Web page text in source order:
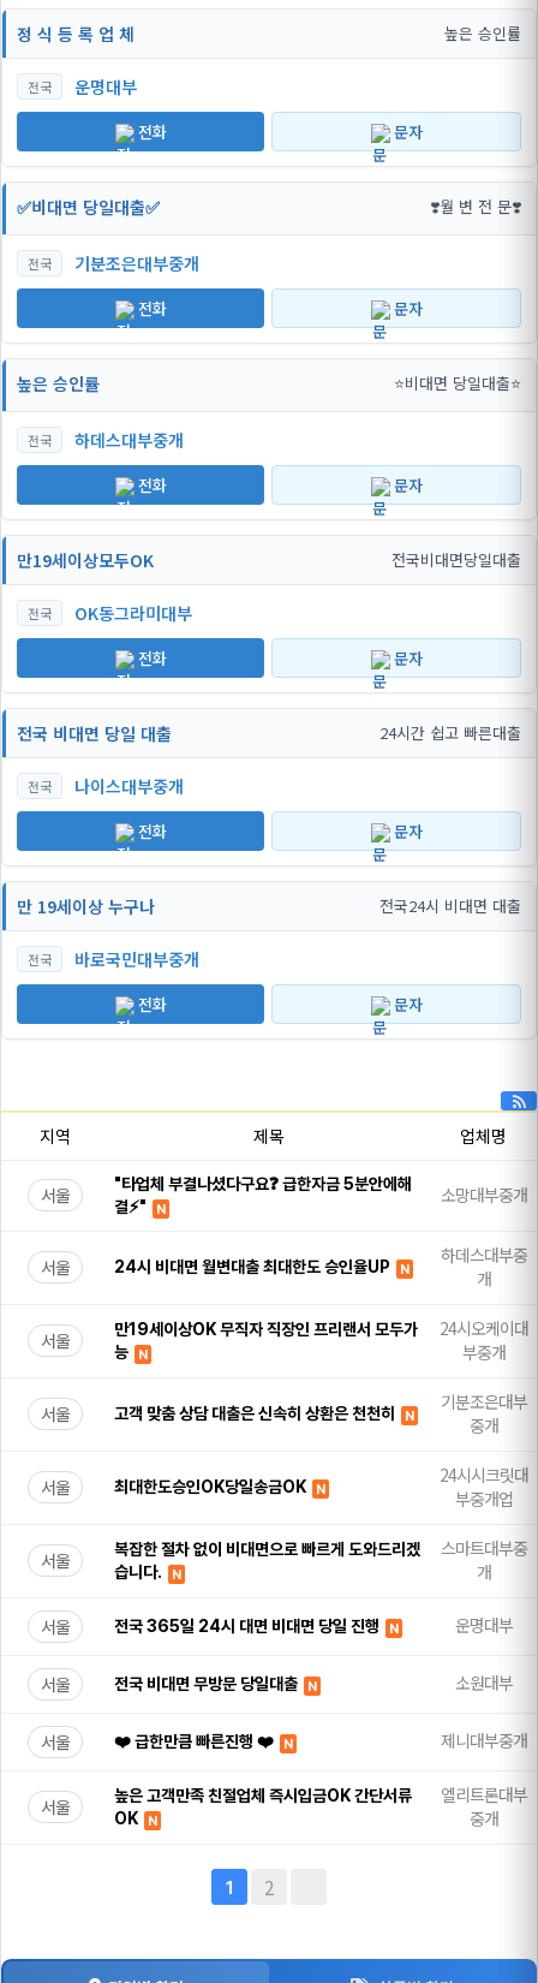
정 식 등 록 업 체 높은 승인률
전국 운명대부
전화 문자
✅비대면 당일대출✅ ❣️월 변 전 문❣️
전국 기분조은대부중개
전화 문자
높은 승인률 ⭐비대면 당일대출⭐
전국 하데스대부중개
전화 문자
만19세이상모두OK 전국비대면당일대출
전국 OK동그라미대부
전화 문자
전국 비대면 당일 대출 24시간 쉽고 빠른대출
전국 나이스대부중개
전화 문자
만 19세이상 누구나 전국24시 비대면 대출
전국 바로국민대부중개
전화 문자
지역 제목 업체명
서울
"타업체 부결나셨다구요❓ 급한자금 5분안에해
결⚡"
N
소망대부중개
서울 24시 비대면 월변대출 최대한도 승인율UP N
하데스대부중
개
서울
만19세이상OK 무직자 직장인 프리랜서 모두가
능
N
24시오케이대
부중개
서울 고객 맞춤 상담 대출은 신속히 상환은 천천히 N
기분조은대부
중개
서울 최대한도승인OK당일송금OK N
24시시크릿대
부중개업
서울
복잡한 절차 없이 비대면으로 빠르게 도와드리겠
습니다.
N
스마트대부중
개
서울 전국 365일 24시 대면 비대면 당일 진행 N 운명대부
서울 전국 비대면 무방문 당일대출 N 소원대부
서울 ❤️ 급한만큼 빠른진행 ❤️ N 제니대부중개
서울
높은 고객만족 친절업체 즉시입금OK 간단서류
OK
N
엘리트론대부
중개
1 2